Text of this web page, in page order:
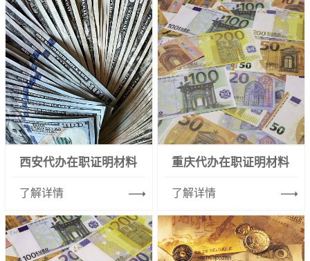
西安代办在职证明材料
了解详情
重庆代办在职证明材料
了解详情